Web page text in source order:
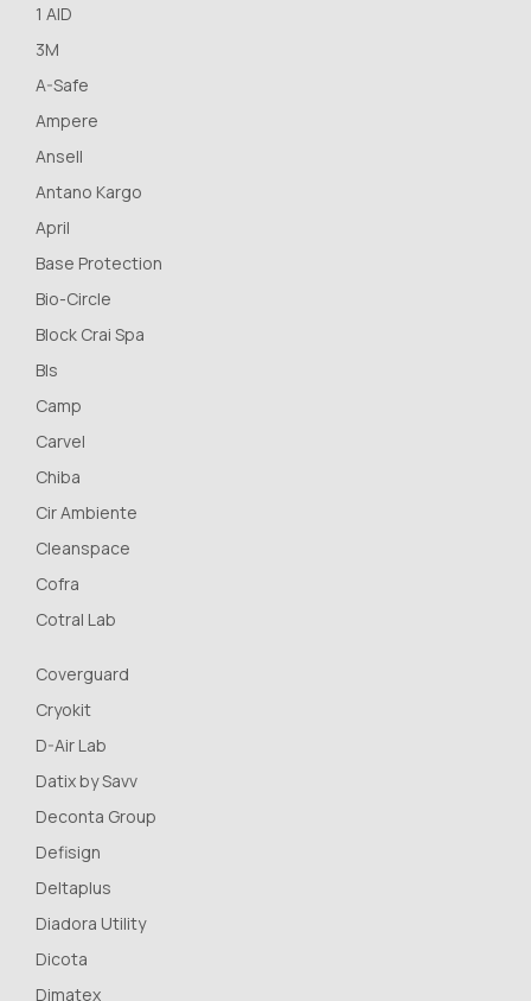
1 AID
3M
A-Safe
Ampere
Ansell
Antano Kargo
April
Base Protection
Bio-Circle
Block Crai Spa
Bls
Camp
Carvel
Chiba
Cir Ambiente
Cleanspace
Cofra
Cotral Lab
Coverguard
Cryokit
D-Air Lab
Datix by Savv
Deconta Group
Defisign
Deltaplus
Diadora Utility
Dicota
Dimatex